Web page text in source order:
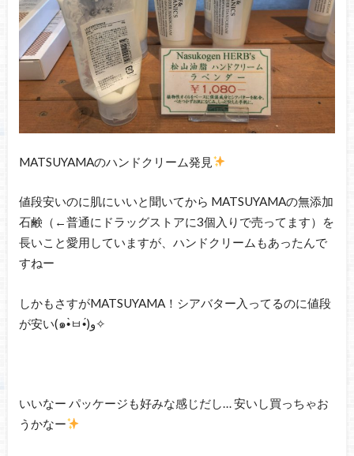
MATSUYAMAのハンドクリーム発見
値段安いのに肌にいいと聞いてから MATSUYAMAの無添加
石鹸（←普通にドラッグストアに3個入りで売ってます）を
長いこと愛用していますが、ハンドクリームもあったんで
すねー
しかもさすがMATSUYAMA！シアバター入ってるのに値段
が安い(๑•̀ㅂ•́)و✧
いいなー パッケージも好みな感じだし… 安いし買っちゃお
うかなー